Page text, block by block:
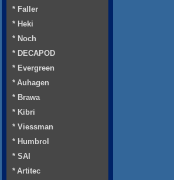
* Faller
* Heki
* Noch
* DECAPOD
* Evergreen
* Auhagen
* Brawa
* Kibri
* Viessman
* Humbrol
* SAI
* Artitec